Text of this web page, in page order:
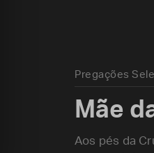
Pregações
Mãe
Aos pés da